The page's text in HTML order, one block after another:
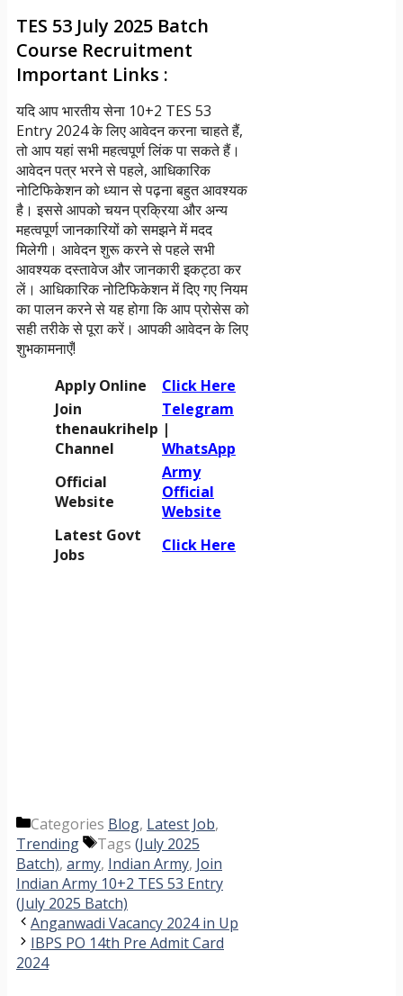
TES 53 July 2025 Batch
Course Recruitment
Important Links :
यदि आप भारतीय सेना 10+2 TES 53
Entry 2024 के लिए आवेदन करना चाहते हैं,
तो आप यहां सभी महत्वपूर्ण लिंक पा सकते हैं।
आवेदन पत्र भरने से पहले, आधिकारिक
नोटिफिकेशन को ध्यान से पढ़ना बहुत आवश्यक
है। इससे आपको चयन प्रक्रिया और अन्य
महत्वपूर्ण जानकारियों को समझने में मदद
मिलेगी। आवेदन शुरू करने से पहले सभी
आवश्यक दस्तावेज और जानकारी इकट्ठा कर
लें। आधिकारिक नोटिफिकेशन में दिए गए नियम
का पालन करने से यह होगा कि आप प्रोसेस को
सही तरीके से पूरा करें। आपकी आवेदन के लिए
शुभकामनाएँ!
Apply Online
Click Here
Join
thenaukrihelp
Channel
Telegram
|
WhatsApp
Official
Website
Army
Official
Website
Latest Govt
Jobs
Click Here
Categories Blog, Latest Job,
Trending
Tags (July 2025
Batch), army, Indian Army, Join
Indian Army 10+2 TES 53 Entry
(July 2025 Batch)
Anganwadi Vacancy 2024 in Up
IBPS PO 14th Pre Admit Card
2024